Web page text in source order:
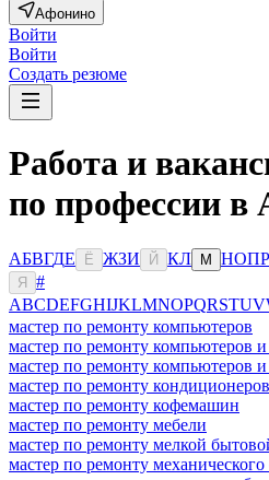
Афонино
Войти
Войти
Создать резюме
Работа и
по профессии в
АБВГДЕ Ё ЖЗИ Й КЛ М НОПР
Я
#
ABCDEFGHIJKLMNOPQRSTUV
мастер по ремонту компьютеров
мастер по ремонту компьютеров и
мастер по ремонту компьютеров
мастер по ремонту кондиционеров
мастер по ремонту кофемашин
мастер по ремонту мебели
мастер по ремонту мелкой
мастер по ремонту